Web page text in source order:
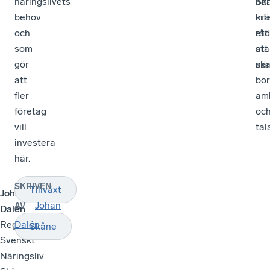
behov
och
som
gör
att
fler
företag
vill
investera
här.
råd
att
ett
Johan
Dalén
Regionchef
Svenskt
Näringsliv
Tillväxt
Skåne
SKRIVEN
AV
Johan
Dalén